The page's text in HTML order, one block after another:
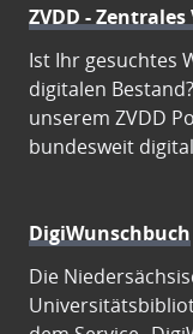
ZVDD -
Ist Ihr gesuchtes
digitalen
unserem ZVDD
bundesweit
DigiWunschbuch
Die